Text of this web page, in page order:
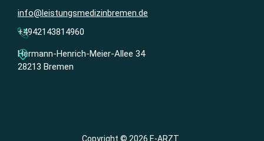
Hermann-Henrich-Meier-Allee 34
28213 Bremen
+4942143814960
info@leistungsmedizinbremen.de
Copyright © 2026 E-ARZT.